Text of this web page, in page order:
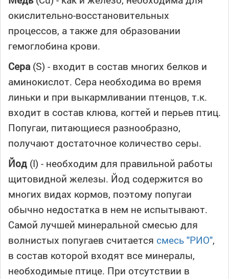
окислительно-восстановительных
процессов, а также для образовании
гемоглобина крови.
Сера(S) - входит в состав многих белков и
аминокислот. Сера необходима во время
линьки и при выкармливании птенцов, т.к.
входит в состав клюва, когтей и перьев птиц.
Попугаи, питающиеся разнообразно,
получают достаточное количество серы.
Йод (I) - необходим для правильной работы
щитовидной железы. Йод содержится во
многих видах кормов, поэтому попугаи
обычно недостатка в нем не испытывают.
Самой лучшей минеральной смесью для
волнистых попугаев считается смесь "РИО",
в состав которой входят все минералы,
необходимые птице. При отсутствии в